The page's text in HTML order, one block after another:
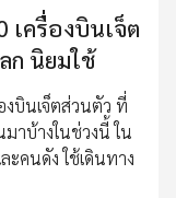
เครื่องบินเจ็ต
ก นิยมใช้
งบินเจ็ตส่วนตัว ที่
าบ้างในช่วงนี้ ใน
ะคนดัง ใช้เดินทาง